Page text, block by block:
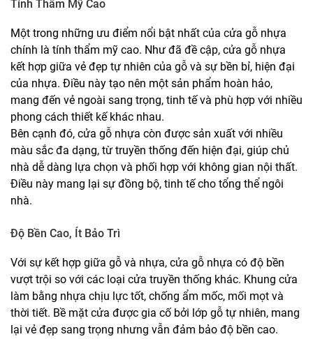
Tính Thẩm Mỹ Cao
Một trong những ưu điểm nổi bật nhất của cửa gỗ nhựa
chính là tính thẩm mỹ cao. Như đã đề cập, cửa gỗ nhựa
kết hợp giữa vẻ đẹp tự nhiên của gỗ và sự bền bỉ, hiện đại
của nhựa. Điều này tạo nên một sản phẩm hoàn hảo,
mang đến vẻ ngoài sang trọng, tinh tế và phù hợp với nhiều
phong cách thiết kế khác nhau.
Bên cạnh đó, cửa gỗ nhựa còn được sản xuất với nhiều
màu sắc đa dạng, từ truyền thống đến hiện đại, giúp chủ
nhà dễ dàng lựa chọn và phối hợp với không gian nội thất.
Điều này mang lại sự đồng bộ, tinh tế cho tổng thể ngôi
nhà.
Độ Bền Cao, Ít Bảo Trì
Với sự kết hợp giữa gỗ và nhựa, cửa gỗ nhựa có độ bền
vượt trội so với các loại cửa truyền thống khác. Khung cửa
làm bằng nhựa chịu lực tốt, chống ẩm mốc, mối mọt và
thời tiết. Bề mặt cửa được gia cố bởi lớp gỗ tự nhiên, mang
lại vẻ đẹp sang trọng nhưng vẫn đảm bảo độ bền cao.